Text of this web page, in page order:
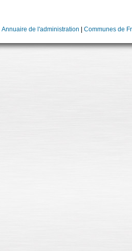
Annuaire de l'administration Communes de